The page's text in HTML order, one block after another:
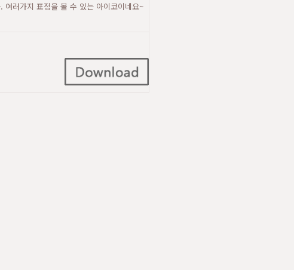
러가지 표정을 볼 수 있는 아이코이네요~